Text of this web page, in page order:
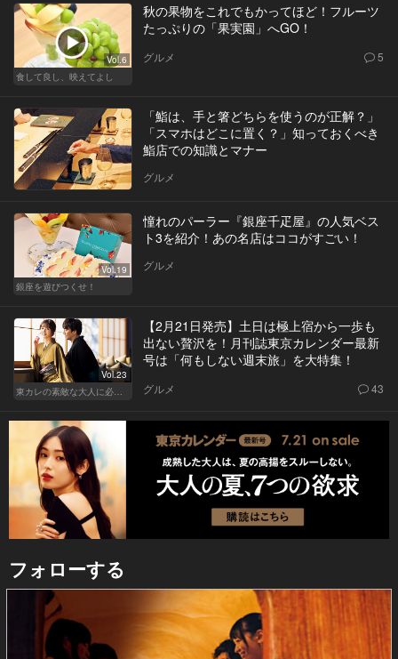
Vol.6
食して良し、映えてよし
秋の果物をこれでもかってほど！フルーツ
たっぷりの「果実園」へGO！
グルメ 5
「鮨は、手と箸どちらを使うのが正解？」
「スマホはどこに置く？」知っておくべき
鮨店での知識とマナー
グルメ
Vol.19
銀座を遊びつくせ！
憧れのパーラー『銀座千疋屋』の人気ベス
ト3を紹介！あの名店はココがすごい！
グルメ
Vol.23
【2月21日発売】土日は極上宿から一歩も
出ない贅沢を！月刊誌東京カレンダー最新
号は「何もしない週末旅」を大特集！
グルメ 43
フォローする